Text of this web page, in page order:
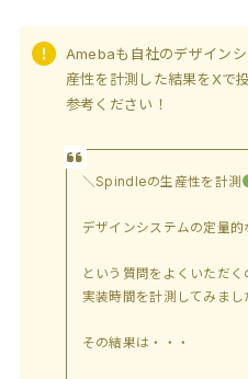
Amebaも自社のデザイン
産性を計測した結果をXで
参考ください！
＼Spindleの生産性を計測
デザインシステムの定量的
という質問をよくいただ
実装時間を計測してみまし
その結果は・・・